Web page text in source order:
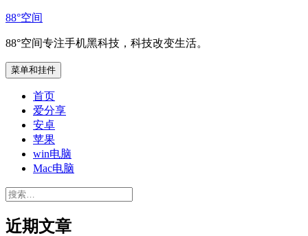
跳
内
容
88°空间
88°空间专注手机黑科技，科技改变生活。
菜单和挂件
首页
爱分享
安卓
苹果
win电脑
Mac电脑
搜
近期文章